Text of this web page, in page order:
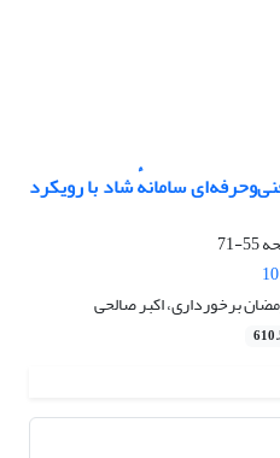
سامانهٔ شاد با رویکرد
55-71
برخورداری، اکبر صالحی